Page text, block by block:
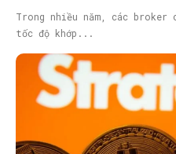
Trong nhiều năm, các broker
tốc độ khớp...